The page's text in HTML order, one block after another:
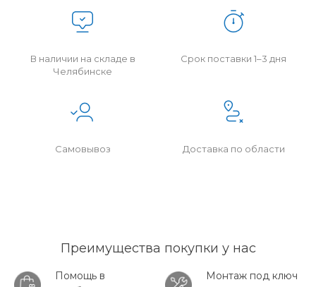
В наличии на складе в
Челябинске
Срок поставки 1–3 дня
Самовывоз Доставка по области
Преимущества покупки у нас
Помощь в
Монтаж под ключ